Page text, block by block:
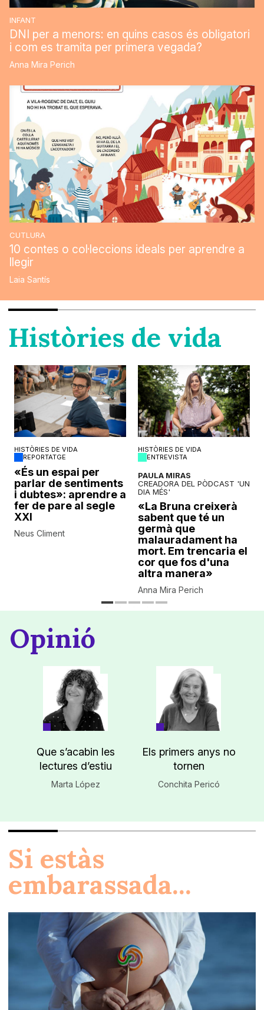
INFANT
DNI per a menors: en quins casos és obligatori
i com es tramita per primera vegada?
Anna Mira Perich
CUTLURA
10 contes o col·leccions ideals per aprendre a
llegir
Laia Santís
Històries de vida
HISTÒRIES DE VIDA
REPORTATGE
«És un espai per
parlar de sentiments
i dubtes»: aprendre a
fer de pare al segle
XXI
Neus Climent
HISTÒRIES DE VIDA
ENTREVISTA
PAULA MIRAS
CREADORA DEL PÒDCAST 'UN
DIA MÉS'
«La Bruna creixerà
sabent que té un
germà que
malauradament ha
mort. Em trencaria el
cor que fos d'una
altra manera»
Anna Mira Perich
Opinió
Que s’acabin les
lectures d’estiu
Marta López
Els primers anys no
tornen
Conchita Pericó
Si estàs
embarassada...